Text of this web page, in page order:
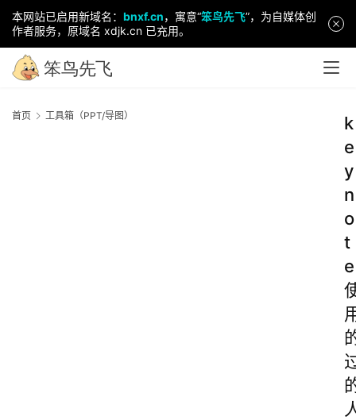
本网站已启用新域名： bnxf.cn，寓意“笨鸟先飞”，为自媒体创
作者服务，原域名 xdjk.cn 已充用。
首页 工具箱（PPT/导图）
k
e
y
n
o
t
e